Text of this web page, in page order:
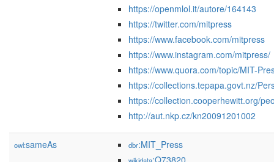
https://openmlol.it/autore/164143
https://twitter.com/mitpress
https://www.facebook.com/mitpress
https://www.instagram.com/mitpress/
https://www.quora.com/topic/MIT-
https://collections.tepapa.govt.nz/
https://collection.cooperhewitt.org/
http://aut.nkp.cz/kn20091201002
owl:sameAs dbr:MIT_Press
:Q73820